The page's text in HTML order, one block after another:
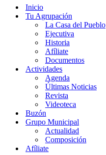
navegación
Inicio
Tu Agrupación
La Casa del Pueblo
Ejecutiva
Historia
Afíliate
Documentos
Actividades
Agenda
Últimas Noticias
Revista
Videoteca
Buzón
Grupo Municipal
Actualidad
Composición
Afíliate